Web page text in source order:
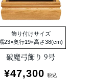
飾り付けサイズ
23×奥行19×高さ38(cm)
破魔弓飾り 9号
¥47,300 税込